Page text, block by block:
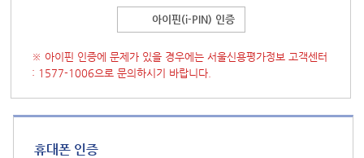
아이핀(i-PIN) 인증
※ 아이핀 인증에 문제가 있을 경우에는 서울신용평가정보 고객센터
: 1577-1006으로 문의하시기 바랍니다.
휴대폰 인증